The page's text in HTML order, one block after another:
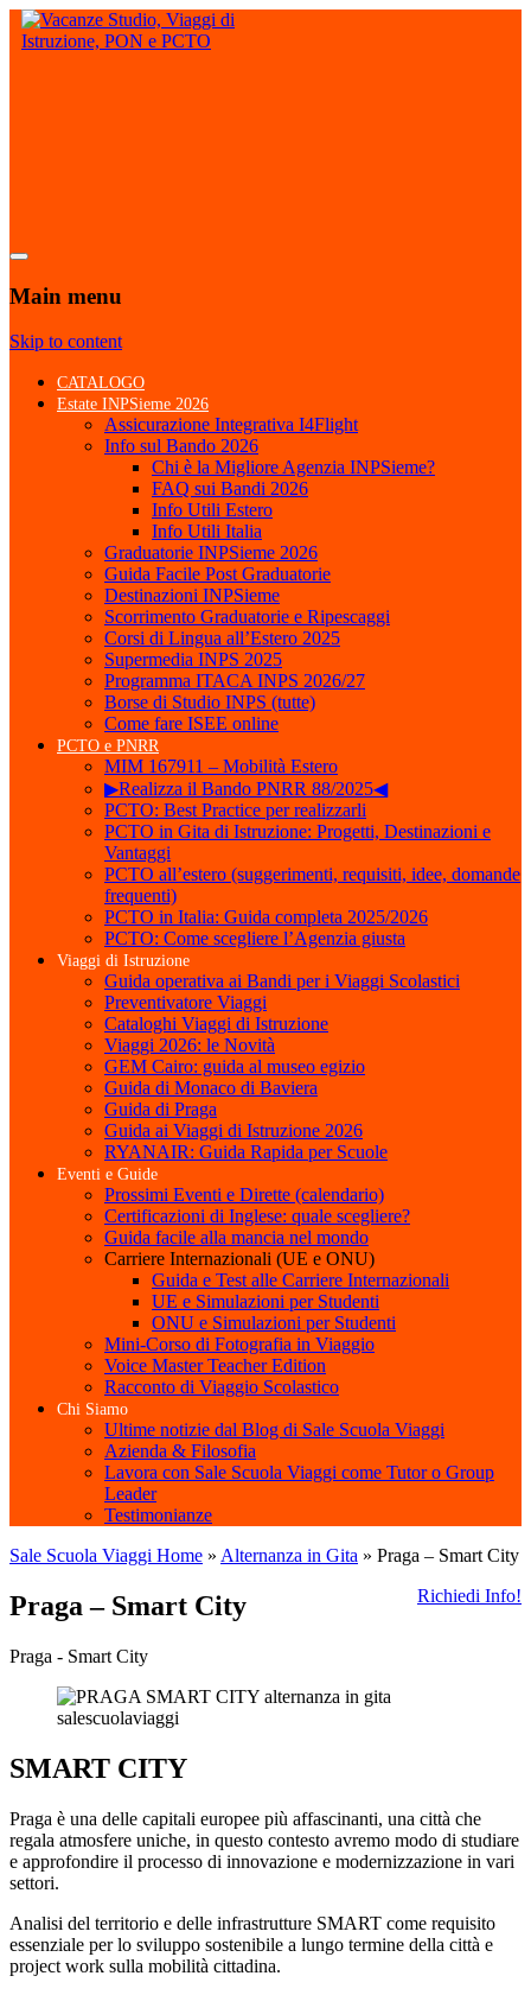
Main menu
Skip to content
CATALOGO
Estate INPSieme 2026
Assicurazione Integrativa I4Flight
Info sul Bando 2026
Chi è la Migliore Agenzia INPSieme?
FAQ sui Bandi 2026
Info Utili Estero
Info Utili Italia
Graduatorie INPSieme 2026
Guida Facile Post Graduatorie
Destinazioni INPSieme
Scorrimento Graduatorie e Ripescaggi
Corsi di Lingua all’Estero 2025
Supermedia INPS 2025
Programma ITACA INPS 2026/27
Borse di Studio INPS (tutte)
Come fare ISEE online
PCTO e PNRR
MIM 167911 – Mobilità Estero
▶Realizza il Bando PNRR 88/2025◀
PCTO: Best Practice per realizzarli
PCTO in Gita di Istruzione: Progetti, Destinazioni e
Vantaggi
PCTO all’estero (suggerimenti, requisiti, idee, domande
frequenti)
PCTO in Italia: Guida completa 2025/2026
PCTO: Come scegliere l’Agenzia giusta
Viaggi di Istruzione
Guida operativa ai Bandi per i Viaggi Scolastici
Preventivatore Viaggi
Cataloghi Viaggi di Istruzione
Viaggi 2026: le Novità
GEM Cairo: guida al museo egizio
Guida di Monaco di Baviera
Guida di Praga
Guida ai Viaggi di Istruzione 2026
RYANAIR: Guida Rapida per Scuole
Eventi e Guide
Prossimi Eventi e Dirette (calendario)
Certificazioni di Inglese: quale scegliere?
Guida facile alla mancia nel mondo
Carriere Internazionali (UE e ONU)
Guida e Test alle Carriere Internazionali
UE e Simulazioni per Studenti
ONU e Simulazioni per Studenti
Mini-Corso di Fotografia in Viaggio
Voice Master Teacher Edition
Racconto di Viaggio Scolastico
Chi Siamo
Ultime notizie dal Blog di Sale Scuola Viaggi
Azienda & Filosofia
Lavora con Sale Scuola Viaggi come Tutor o Group
Leader
Testimonianze
Sale Scuola Viaggi Home » Alternanza in Gita » Praga – Smart City
Richiedi Info!
Praga – Smart City
Praga - Smart City
SMART CITY
Praga è una delle capitali europee più affascinanti, una città che
regala atmosfere uniche, in questo contesto avremo modo di studiare
e approfondire il processo di innovazione e modernizzazione in vari
settori.
Analisi del territorio e delle infrastrutture SMART come requisito
essenziale per lo sviluppo sostenibile a lungo termine della città e
project work sulla mobilità cittadina.